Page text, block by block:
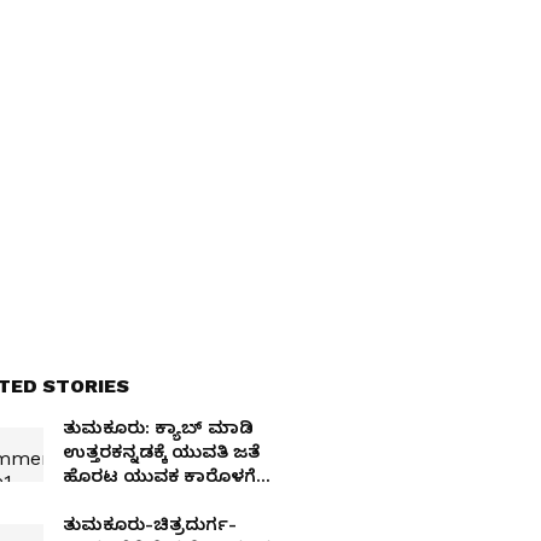
STORIES
ತುಮಕೂರು: ಕ್ಯಾಬ್ ಮಾಡಿ
ಉತ್ತರಕನ್ನಡಕ್ಕೆ ಯುವತಿ ಜತೆ
ಹೊರಟ ಯುವಕ ಕಾರೊಳಗೆ
ಸ್ಫೋಟಿಸಿಕೊಂಡು ಸಾವು!
ತುಮಕೂರು-ಚಿತ್ರದುರ್ಗ-